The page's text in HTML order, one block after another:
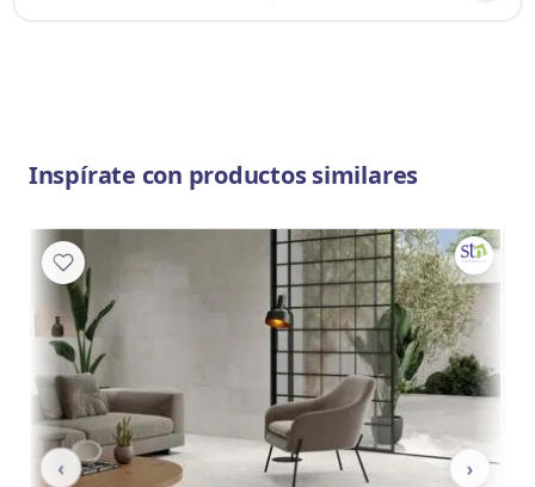
Inspírate con productos similares
‹ ›